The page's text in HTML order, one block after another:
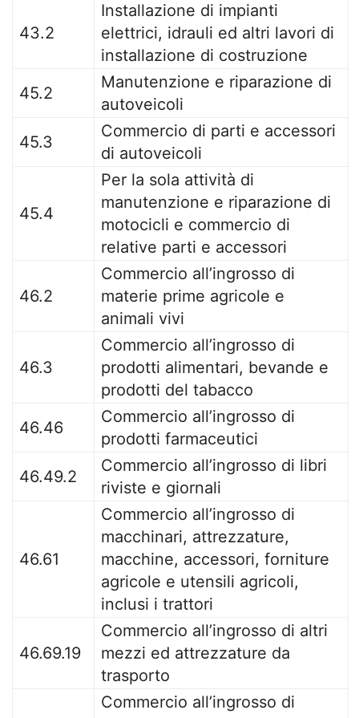
43.2
Installazione di impianti
elettrici, idrauli ed altri lavori di
installazione di costruzione
45.2
Manutenzione e riparazione di
autoveicoli
45.3
Commercio di parti e accessori
di autoveicoli
45.4
Per la sola attività di
manutenzione e riparazione di
motocicli e commercio di
relative parti e accessori
46.2
Commercio all’ingrosso di
materie prime agricole e
animali vivi
46.3
Commercio all’ingrosso di
prodotti alimentari, bevande e
prodotti del tabacco
46.46
Commercio all’ingrosso di
prodotti farmaceutici
46.49.2
Commercio all’ingrosso di libri
riviste e giornali
46.61
Commercio all’ingrosso di
macchinari, attrezzature,
macchine, accessori, forniture
agricole e utensili agricoli,
inclusi i trattori
46.69.19
Commercio all’ingrosso di altri
mezzi ed attrezzature da
trasporto
Commercio all’ingrosso di